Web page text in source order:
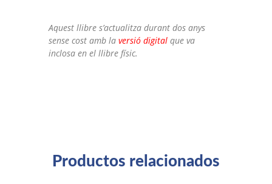
Aquest llibre s’actualitza durant dos anys
sense cost amb la versió digital que va
inclosa en el llibre físic.
Productos relacionados